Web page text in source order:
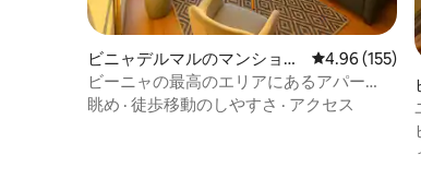
ビニャデルマルのマンショ
ン・アパート
レビュー155
4.96 (155)
ビーニャの最高のエリアにあるアパー
ト、温水プール付き
眺め · 徒歩移動のしやすさ · アクセス